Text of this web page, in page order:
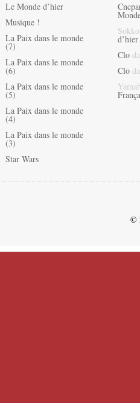
Le Monde d’hier
Musique !
La Paix dans le monde
(7)
La Paix dans le monde
(6)
La Paix dans le monde
(5)
La Paix dans le monde
(4)
La Paix dans le monde
(3)
Star Wars
Sokko
d’hier
Clo
Clo
©